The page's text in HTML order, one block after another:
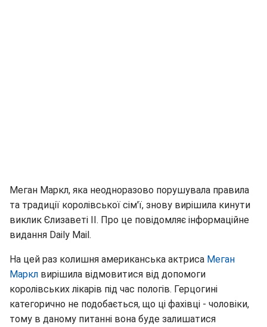
Меган Маркл, яка неодноразово порушувала правила
та традиції королівської сім'ї, знову вирішила кинути
виклик Єлизаветі II. Про це повідомляє інформаційне
видання Daily Mail.
На цей раз колишня американська актриса Меган
Маркл вирішила відмовитися від допомоги
королівських лікарів під час пологів. Герцогині
категорично не подобається, що ці фахівці - чоловіки,
тому в даному питанні вона буде залишатися